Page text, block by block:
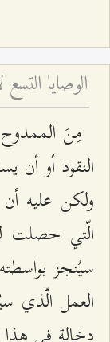
الوصايا
مِنَ
النقود أو
ولكن عليه
الّتي حصلت
سيُنجز
العمل الّذي
دخالة في